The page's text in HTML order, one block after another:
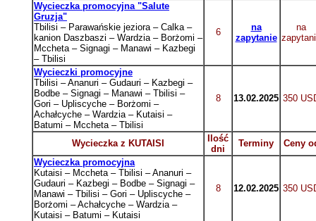
Wycieczka promocyjna "Salute
Gruzja"
Tbilisi – Parawańskie jeziora – Calka –
kanion Daszbaszi – Wardzia – Borżomi –
Mccheta – Signagi – Manawi – Kazbegi
– Tbilisi
6
na
zapytanie
na
Wycieczki promocyjne
Tbilisi – Ananuri – Gudauri – Kazbegi –
Bodbe – Signagi – Manawi – Tbilisi –
Gori – Upliscyche – Borżomi –
Achałcyche – Wardzia – Kutaisi –
Batumi – Mccheta – Tbilisi
8 13.02.2025 350
Wycieczka z KUTAISI
Ilość
dni
Terminy
Ceny
Wycieczka promocyjna
Kutaisi – Mccheta – Tbilisi – Ananuri –
Gudauri – Kazbegi – Bodbe – Signagi –
Manawi – Tbilisi – Gori – Upliscyche –
Borżomi – Achałcyche – Wardzia –
Kutaisi – Batumi – Kutaisi
8 12.02.2025 350